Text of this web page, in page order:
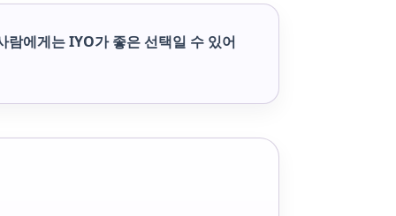
에게는 IYO가 좋은 선택일 수 있어